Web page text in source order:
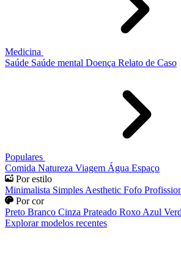
Medicina
Saúde Saúde mental Doença Relato de Caso
Populares
Comida Natureza Viagem Água Espaço
Por estilo
Minimalista Simples Aesthetic Fofo
Por cor
Preto Branco Cinza Prateado Roxo Azul
Explorar modelos recentes